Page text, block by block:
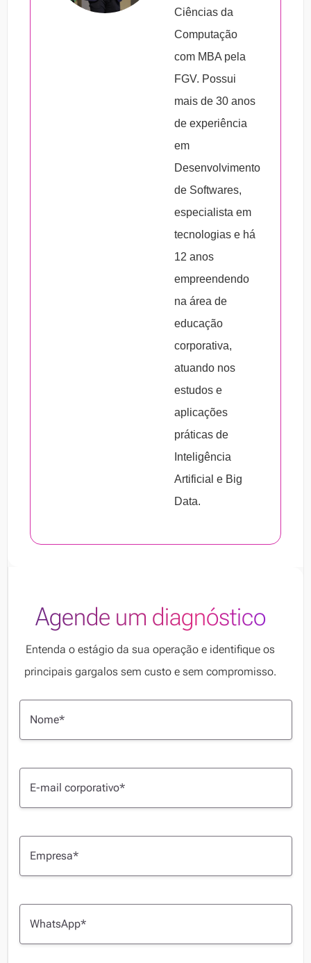
treinamentos corporativos.
– quantos usuários acessarão;
– quais tipos de estratégias educacionais;
– quais os tipos de materiais que serão
– a possibilidade de integração da
plataforma com outras tecnologias já
– tipos de relatórios de desempenho
disponíveis podem ser aspectos importantes
a serem considerados no momento da
Ciências da
Computação
com MBA pela
FGV. Possui
mais de 30 anos
de experiência
em
Desenvolvimento
de Softwares,
especialista em
tecnologias e há
12 anos
empreendendo
na área de
educação
corporativa,
atuando nos
estudos e
aplicações
práticas de
Inteligência
Artificial e Big
Data.
Agende um diagnóstico
Entenda o estágio da sua operação e identifique os
principais gargalos sem custo e sem compromisso.